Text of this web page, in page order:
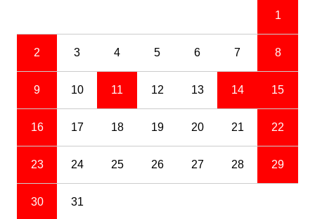
1
2 3 4 5 6 7 8
9 10 11 12 13 14 15
16 17 18 19 20 21 22
23 24 25 26 27 28 29
30 31